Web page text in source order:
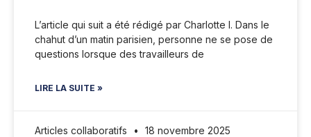
L’article qui suit a été rédigé par Charlotte I. Dans le
chahut d’un matin parisien, personne ne se pose de
questions lorsque des travailleurs de
LIRE LA SUITE »
Articles collaboratifs 18 novembre 2025